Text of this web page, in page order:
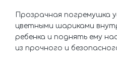
Прозрачная погремушка
цветными шариками
ребенка и поднять ему
из прочного и